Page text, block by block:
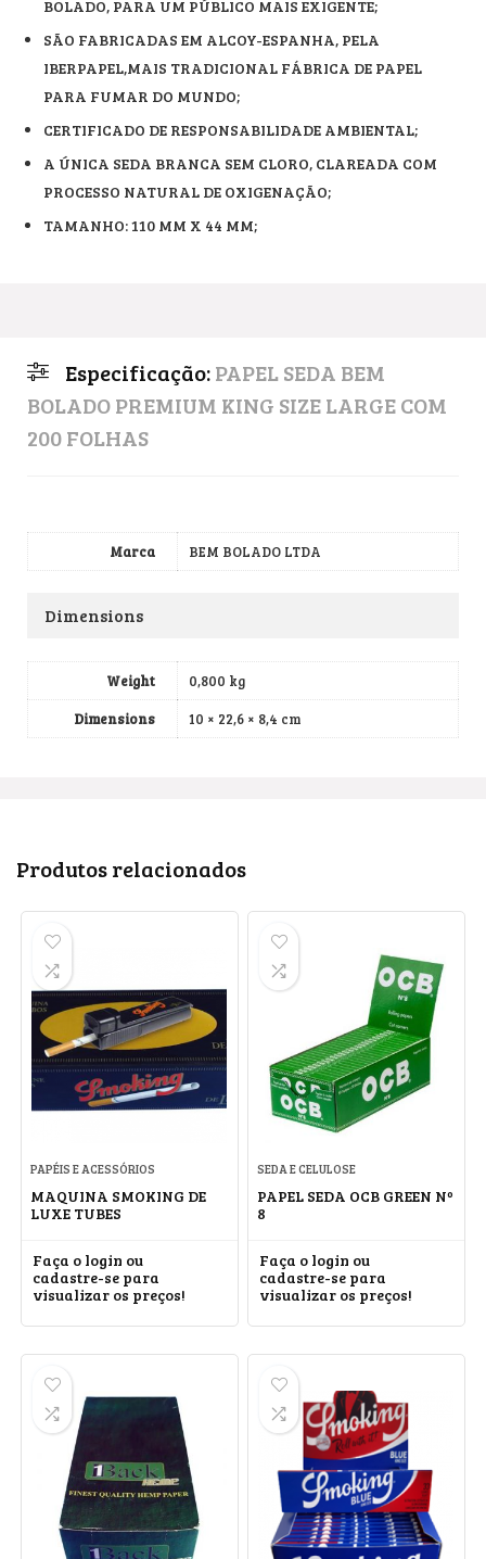
BOLADO, PARA UM PÚBLICO MAIS EXIGENTE;
SÃO FABRICADAS EM ALCOY-ESPANHA, PELA
IBERPAPEL,MAIS TRADICIONAL FÁBRICA DE PAPEL
PARA FUMAR DO MUNDO;
CERTIFICADO DE RESPONSABILIDADE AMBIENTAL;
A ÚNICA SEDA BRANCA SEM CLORO, CLAREADA COM
PROCESSO NATURAL DE OXIGENAÇÃO;
TAMANHO: 110 MM X 44 MM;
Especificação:PAPEL SEDA BEM
BOLADO PREMIUM KING SIZE LARGE COM
200 FOLHAS
Marca BEM BOLADO LTDA
Dimensions
Weight
0,800 kg
Dimensions
10 × 22,6 × 8,4 cm
Produtos relacionados
PAPÉIS E ACESSÓRIOS
MAQUINA SMOKING DE
LUXE TUBES
Faça o login ou
cadastre-se para
visualizar os preços!
SEDA E CELULOSE
PAPEL SEDA OCB GREEN Nº
8
Faça o login ou
cadastre-se para
visualizar os preços!